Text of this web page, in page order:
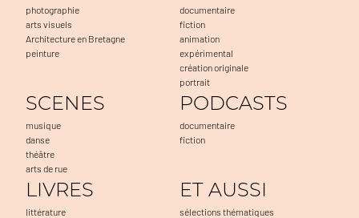
photographie
arts visuels
Architecture en Bretagne
peinture
documentaire
fiction
animation
expérimental
création originale
portrait
SCENES
musique
danse
théâtre
arts de rue
PODCASTS
documentaire
fiction
LIVRES
littérature
ET AUSSI
sélections thématiques